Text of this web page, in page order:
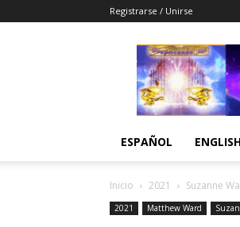
Registrarse / Unirse
ESPAÑOL
Inicio 2021 Suzanne
2021 Matthew Ward